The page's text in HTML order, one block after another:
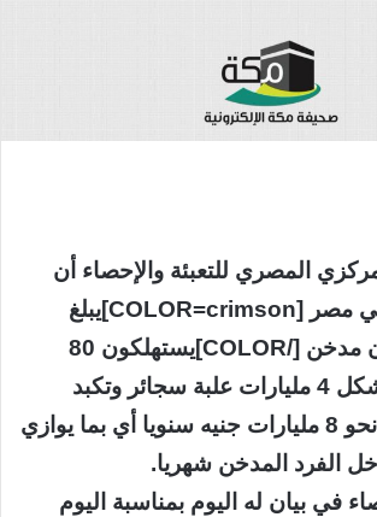
المصري للتعبئة والإحصاء أن
عدد المدخنين في مصر [COLOR=crimson]يبلغ
حوالي 13 مليون مدخن [/COLOR]يستهلكون 80
مليار سيجارة تشكل 4 مليارات علبة سجائر وتكبد
الإنفاق القومي نحو 8 مليارات جنيه سنويا أي بما يوازي
في بيان له اليوم بمناسبة اليوم